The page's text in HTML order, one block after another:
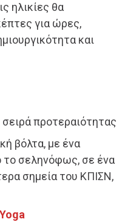
ηλικίες θα
για ώρες,
και
προτεραιότητας
βόλτα, με ένα
το σεληνόφως, σε ένα
σημεία του ΚΠΙΣΝ,